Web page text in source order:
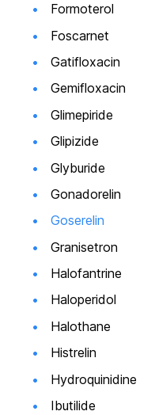
Formoterol
Foscarnet
Gatifloxacin
Gemifloxacin
Glimepiride
Glipizide
Glyburide
Gonadorelin
Goserelin
Granisetron
Halofantrine
Haloperidol
Halothane
Histrelin
Hydroquinidine
Ibutilide